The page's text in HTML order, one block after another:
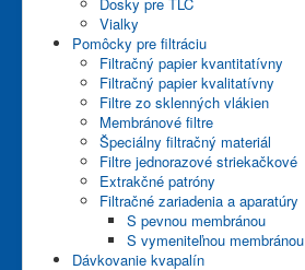
Vialky
Pomôcky pre filtráciu
Filtračný papier kvantitatívny
Filtračný papier kvalitatívny
Filtre zo sklenných vlákien
Membránové filtre
Špeciálny filtračný materiál
Filtre jednorazové striekačkové
Extrakčné patróny
Filtračné zariadenia a aparatúry
S pevnou membránou
S vymeniteľnou membránou
Dávkovanie kvapalín